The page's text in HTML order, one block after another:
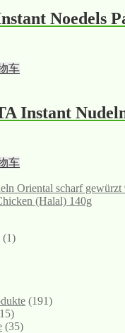
Noedels
车
Instant
车
Oriental scharf gewürzt
(Halal) 140g
(1)
(191)
(35)